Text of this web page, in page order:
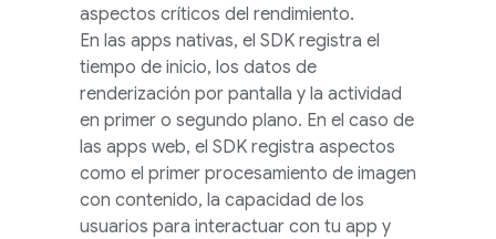
aspectos críticos del rendimiento.
En las apps nativas, el SDK registra el
tiempo de inicio, los datos de
renderización por pantalla y la actividad
en primer o segundo plano. En el caso de
las apps web, el SDK registra aspectos
como el primer procesamiento de imagen
con contenido, la capacidad de los
usuarios para interactuar con tu app y